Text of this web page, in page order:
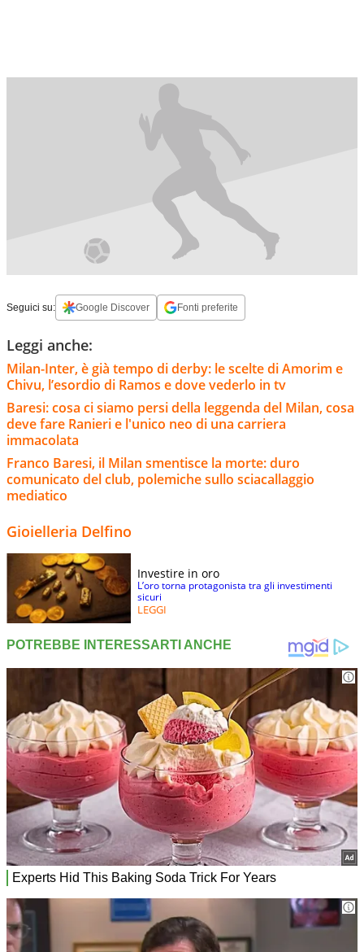
Seguici su: Google Discover Fonti preferite
Leggi anche:
Milan-Inter, è già tempo di derby: le scelte di Amorim e
Chivu, l’esordio di Ramos e dove vederlo in tv
Baresi: cosa ci siamo persi della leggenda del Milan, cosa
deve fare Ranieri e l'unico neo di una carriera
immacolata
Franco Baresi, il Milan smentisce la morte: duro
comunicato del club, polemiche sullo sciacallaggio
mediatico
Gioielleria Delfino
Investire in oro
L’oro torna protagonista tra gli investimenti
sicuri
LEGGI